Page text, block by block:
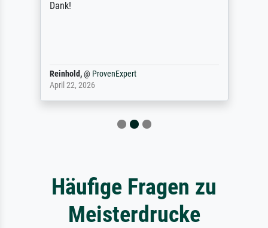
Dank!
Reinhold,@ ProvenExpert
April 22, 2026
Häufige Fragen zu
Meisterdrucke